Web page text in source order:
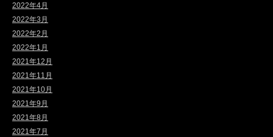
2022年4月
2022年3月
2022年2月
2022年1月
2021年12月
2021年11月
2021年10月
2021年9月
2021年8月
2021年7月